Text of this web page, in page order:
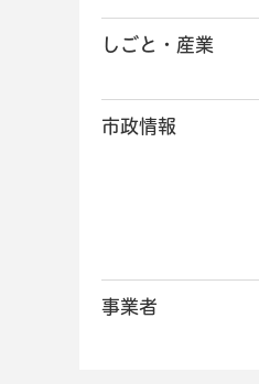
しごと・産業
市政情報
事業者